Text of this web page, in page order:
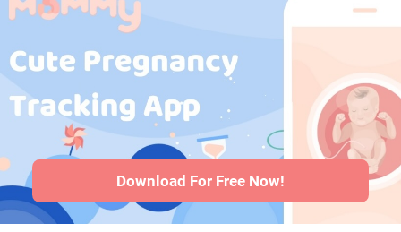
के दौरान व्यायाम
गर्भावस्था के दौरान
स्वास्थ्य संबंधी समस्याएं
·गर्भावस्था के दौरान
दवाएँ·बच्चे के स्वास्थ्य
समस्याएँ
·Articles·
संपादकीय नीति
Indonesia
Japan
HiMommy
Download For Free Now!